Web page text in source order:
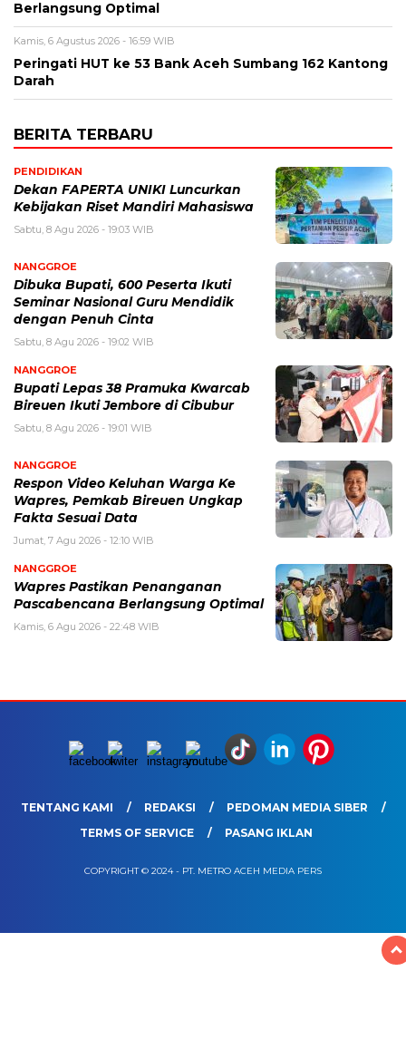
Berlangsung Optimal
Kamis, 6 Agustus 2026 - 16:59 WIB
Peringati HUT ke 53 Bank Aceh Sumbang 162 Kantong
Darah
BERITA TERBARU
PENDIDIKAN
Dekan FAPERTA UNIKI Luncurkan
Kebijakan Riset Mandiri Mahasiswa
Sabtu, 8 Agu 2026 - 19:03 WIB
NANGGROE
Dibuka Bupati, 600 Peserta Ikuti
Seminar Nasional Guru Mendidik
dengan Penuh Cinta
Sabtu, 8 Agu 2026 - 19:02 WIB
NANGGROE
Bupati Lepas 38 Pramuka Kwarcab
Bireuen Ikuti Jembore di Cibubur
Sabtu, 8 Agu 2026 - 19:01 WIB
NANGGROE
Respon Video Keluhan Warga Ke
Wapres, Pemkab Bireuen Ungkap
Fakta Sesuai Data
Jumat, 7 Agu 2026 - 12:10 WIB
NANGGROE
Wapres Pastikan Penanganan
Pascabencana Berlangsung Optimal
Kamis, 6 Agu 2026 - 22:48 WIB
TENTANG KAMI REDAKSI
PEDOMAN MEDIA SIBER
TERMS OF SERVICE
PASANG IKLAN
COPYRIGHT © 2024 - PT. METRO ACEH MEDIA PERS